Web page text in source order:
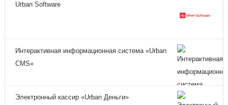
Urban Software
Интерактивная информационная система «Urban
CMS»
Электронный кассир «Urban Деньги»